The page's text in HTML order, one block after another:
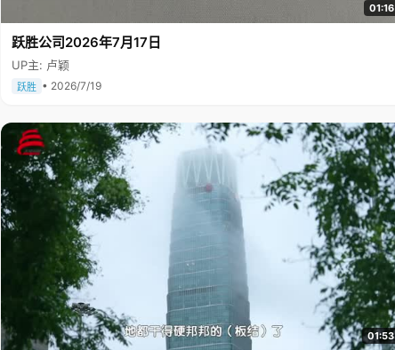
01:16
跃胜公司2026年7月17日
UP主: 卢颖
跃胜 • 2026/7/19
01:53